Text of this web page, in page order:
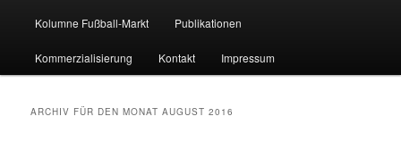
Inhalt
wechseln
sekundären
Inhalt
wechseln
Kolumne Fußball-Markt Publikationen
Kommerzialisierung Kontakt Impressum
ARCHIV FÜR DEN MONATAUGUST 2016